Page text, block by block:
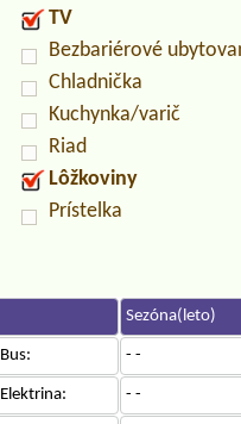
TV
Bezbariérové
Chladnička
Kuchynka/varič
Riad
Lôžkoviny
Prístelka
Sezóna(leto)
Bus: - -
Elektrina: - -